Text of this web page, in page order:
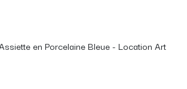
en Porcelaine Bleue - Location Art